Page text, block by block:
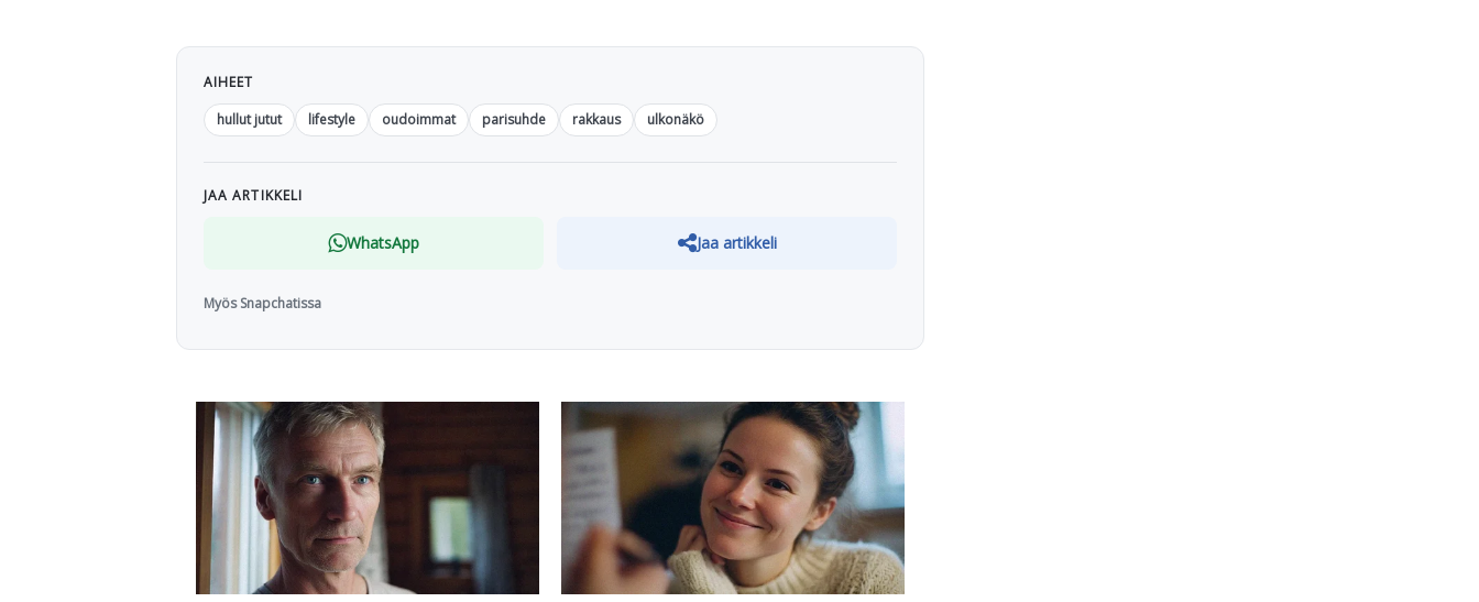
AIHEET
hullut jutut
lifestyle oudoimmat parisuhde rakkaus ulkonäkö
JAA ARTIKKELI
WhatsApp Jaa artikkeli
Myös Snapchatissa